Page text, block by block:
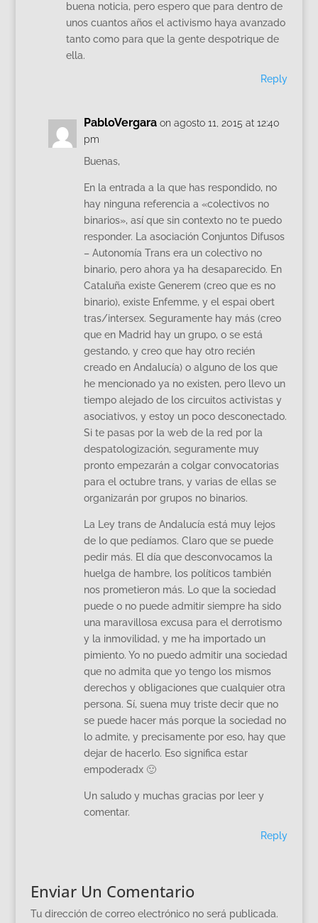
buena noticia, pero espero que para dentro de
unos cuantos años el activismo haya avanzado
tanto como para que la gente despotrique de
ella.
Reply
PabloVergara on agosto 11, 2015 at 12:40
pm
Buenas,
En la entrada a la que has respondido, no
hay ninguna referencia a «colectivos no
binarios», así que sin contexto no te puedo
responder. La asociación Conjuntos Difusos
– Autonomía Trans era un colectivo no
binario, pero ahora ya ha desaparecido. En
Cataluña existe Generem (creo que es no
binario), existe Enfemme, y el espai obert
tras/intersex. Seguramente hay más (creo
que en Madrid hay un grupo, o se está
gestando, y creo que hay otro recién
creado en Andalucía) o alguno de los que
he mencionado ya no existen, pero llevo un
tiempo alejado de los circuitos activistas y
asociativos, y estoy un poco desconectado.
Si te pasas por la web de la red por la
despatologización, seguramente muy
pronto empezarán a colgar convocatorias
para el octubre trans, y varias de ellas se
organizarán por grupos no binarios.
La Ley trans de Andalucía está muy lejos
de lo que pedíamos. Claro que se puede
pedir más. El día que desconvocamos la
huelga de hambre, los políticos también
nos prometieron más. Lo que la sociedad
puede o no puede admitir siempre ha sido
una maravillosa excusa para el derrotismo
y la inmovilidad, y me ha importado un
pimiento. Yo no puedo admitir una sociedad
que no admita que yo tengo los mismos
derechos y obligaciones que cualquier otra
persona. Sí, suena muy triste decir que no
se puede hacer más porque la sociedad no
lo admite, y precisamente por eso, hay que
dejar de hacerlo. Eso significa estar
empoderadx 🙂
Un saludo y muchas gracias por leer y
comentar.
Reply
Enviar Un Comentario
Tu dirección de correo electrónico no será publicada.